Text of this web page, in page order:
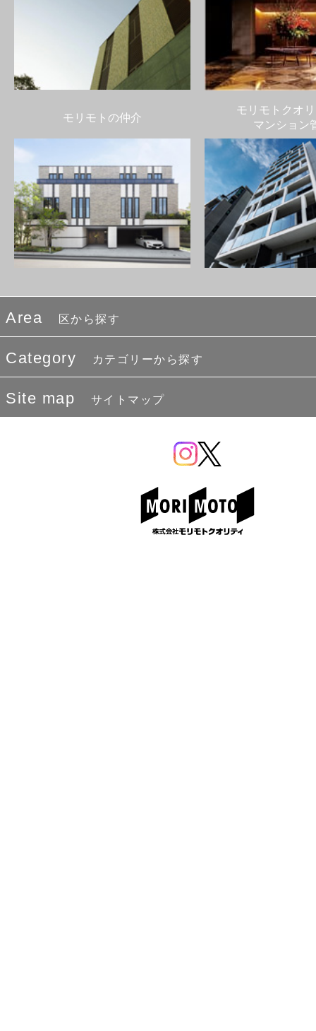
モリモトの仲介
モリモトクオ
マンション
Area 区から探す
Category カテゴリーから探す
Site map サイトマップ